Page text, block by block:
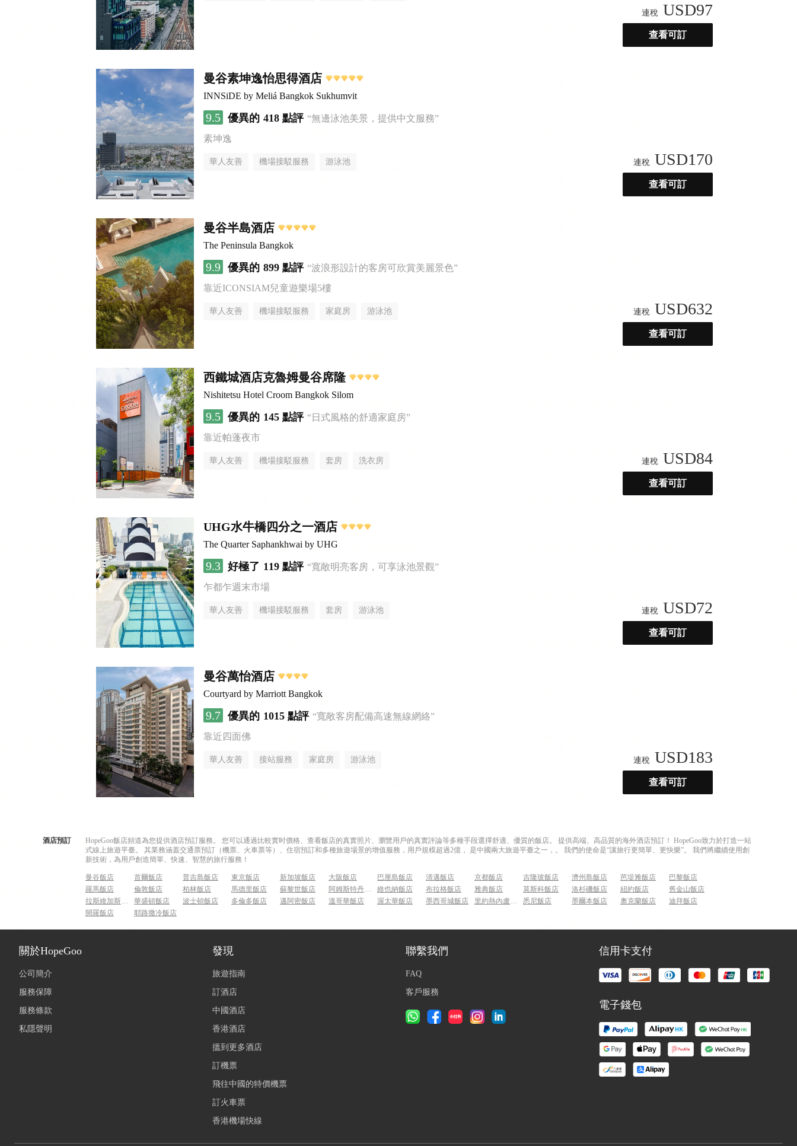
連稅 USD97
查看可訂
曼谷素坤逸怡思得酒店
INNSiDE by Meliá Bangkok Sukhumvit
9.5 優異的 418 點評 “無邊泳池美景，提供中文服務”
素坤逸
華人友善 機場接駁服務 游泳池 連稅 USD170
查看可訂
曼谷半島酒店
The Peninsula Bangkok
9.9 優異的 899 點評 “波浪形設計的客房可欣賞美麗景色”
靠近ICONSIAM兒童遊樂場5樓
華人友善 機場接駁服務 家庭房 游泳池 連稅 USD632
查看可訂
西鐵城酒店克魯姆曼谷席隆
Nishitetsu Hotel Croom Bangkok Silom
9.5 優異的 145 點評 “日式風格的舒適家庭房”
靠近帕蓬夜市
華人友善 機場接駁服務 套房 洗衣房 連稅 USD84
查看可訂
UHG水牛橋四分之一酒店
The Quarter Saphankhwai by UHG
9.3 好極了 119 點評 “寬敞明亮客房，可享泳池景觀”
乍都乍週末市場
華人友善 機場接駁服務 套房 游泳池 連稅 USD72
查看可訂
曼谷萬怡酒店
Courtyard by Marriott Bangkok
9.7 優異的 1015 點評 “寬敞客房配備高速無線網絡”
靠近四面佛
華人友善 接站服務 家庭房 游泳池 連稅 USD183
查看可訂
酒店預訂
HopeGoo飯店頻道為您提供酒店預訂服務。 您可以通過比較實时價格、查看飯店的真實照片、瀏覽用戶的真實評論等多種手段選擇舒適、優質的飯店。 提供高端、高品質的海外酒店預訂！ HopeGoo致力於打造一站
式線上旅遊平臺。 其業務涵蓋交通票預訂（機票、火車票等）、住宿預訂和多種旅遊場景的增值服務，用戶規模超過2億， 是中國兩大旅遊平臺之一，。 我們的使命是“讓旅行更簡單、更快樂”。 我們將繼續使用創
新技術，為用戶創造簡單、快速、智慧的旅行服務！
曼谷飯店 首爾飯店 普吉島飯店 東京飯店 新加坡飯店 大阪飯店 巴厘島飯店 清邁飯店 京都飯店 吉隆玻飯店 濟州島飯店 芭堤雅飯店
巴黎飯店
羅馬飯店
倫敦飯店 柏林飯店 馬德里飯店 蘇黎世飯店 阿姆斯特丹飯店 維也納飯店 布拉格飯店 雅典飯店 莫斯科飯店 洛杉磯飯店 紐約飯店
舊金山飯店
拉斯維加斯飯店
華盛頓飯店 波士頓飯店 多倫多飯店 邁阿密飯店 溫哥華飯店 渥太華飯店 墨西哥城飯店 里約熱內盧飯店 悉尼飯店 墨爾本飯店 奧克蘭飯店
迪拜飯店
開羅飯店
耶路撒冷飯店
關於HopeGoo
公司簡介
服務保障
服務條款
私隱聲明
發現
旅遊指南
訂酒店
中國酒店
香港酒店
搵到更多酒店
訂機票
飛往中國的特價機票
訂火車票
香港機場快線
聯繫我們
FAQ
客戶服務
信用卡支付
電子錢包